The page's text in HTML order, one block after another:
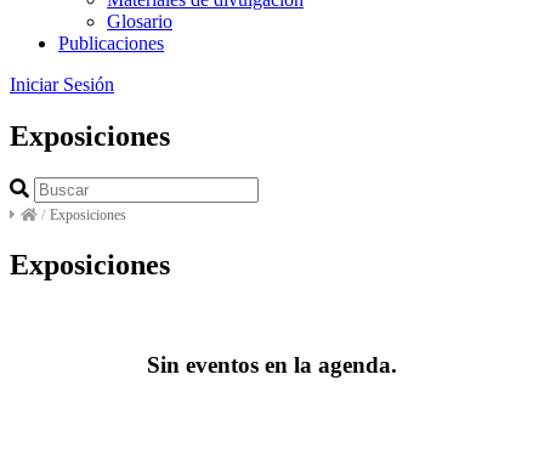
Glosario
Publicaciones
Iniciar Sesión
Exposiciones
/ Exposiciones
Exposiciones
Sin eventos en la agenda.